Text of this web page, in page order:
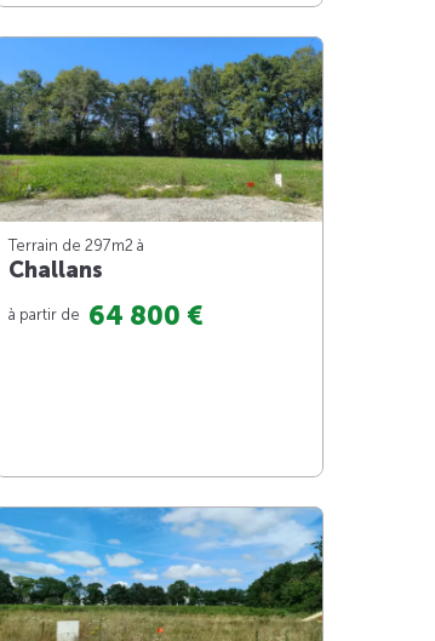
Terrain de 297m2 à
Challans
à partir de 64 800 €